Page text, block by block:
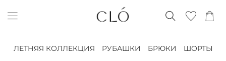
ЛЕТНЯЯ КОЛЛЕКЦИЯ РУБАШКИ БРЮКИ
ШОРТЫ